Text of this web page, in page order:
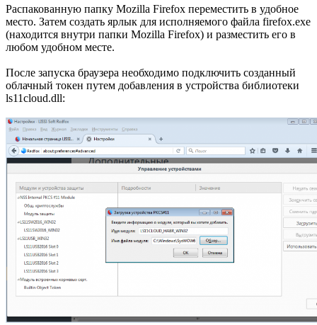
Распакованную папку Mozilla Firefox переместить в удобное
место. Затем создать ярлык для исполняемого файла firefox.exe
(находится внутри папки Mozilla Firefox) и разместить его в
любом удобном месте.
После запуска браузера необходимо подключить созданный
облачный токен путем добавления в устройства библиотеки
ls11cloud.dll: